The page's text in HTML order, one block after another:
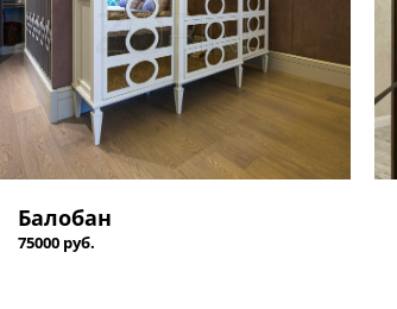
Балобан
75000 руб.